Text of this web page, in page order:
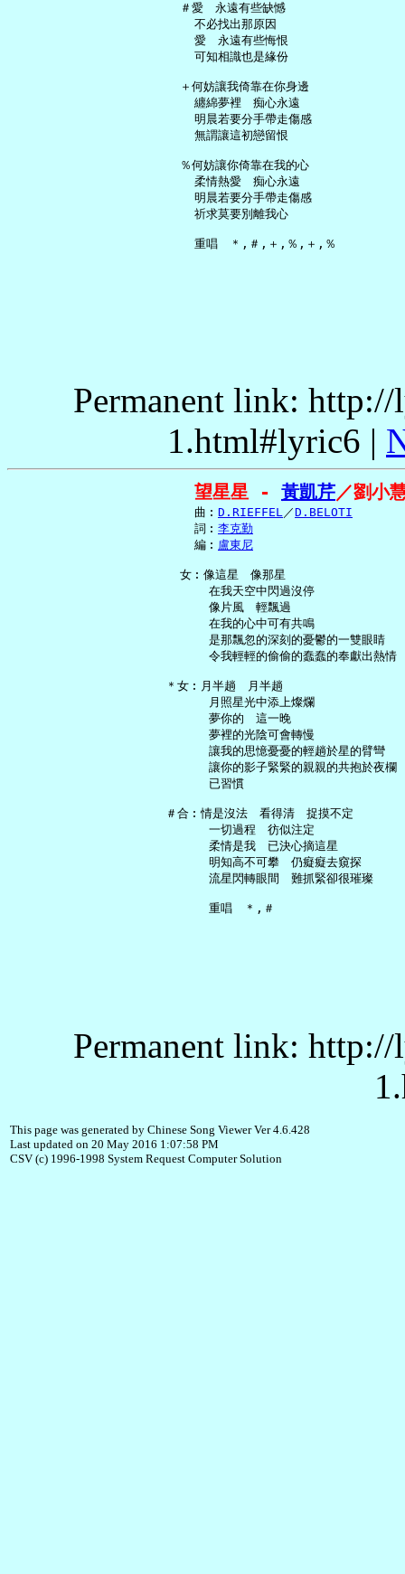
   ＃愛　永遠有些缺憾
     不必找出那原因
     愛　永遠有些悔恨
     可知相識也是緣份
   ＋何妨讓我倚靠在你身邊
     纏綿夢裡　痴心永遠
     明晨若要分手帶走傷感
     無謂讓這初戀留恨
   ％何妨讓你倚靠在我的心
     柔情熱愛　痴心永遠
     明晨若要分手帶走傷感
     祈求莫要別離我心
Permanent link:
1.html#lyric6 |
望星星 - 黃凱芹／劉小
     曲︰
D.RIEFFEL／D.BELOTI
     詞︰
李克勤
     編︰
盧東尼
   女︰像這星　像那星
       在我天空中閃過沒停
       像片風　輕飄過
       在我的心中可有共鳴
       是那飄忽的深刻的憂鬱的一雙眼睛
       令我輕輕的偷偷的蠢蠢的奉獻出熱情
＊女︰月半趟　月半趟
       月照星光中添上燦爛
       夢你的　這一晚
       夢裡的光陰可會轉慢
       讓我的思憶憂憂的輕趟於星的臂彎
       讓你的影子緊緊的親親的共抱於夜欄
       已習慣
＃合︰情是沒法　看得清　捉摸不定
       一切過程　彷似注定
       柔情是我　已決心摘這星
       明知高不可攀　仍癡癡去窺探
       流星閃轉眼間　難抓緊卻很璀璨
Permanent link:
This page was generated by Chinese Song Viewer Ver 4.6.428
Last updated on 20 May 2016 1:07:58 PM
CSV (c) 1996-1998 System Request Computer Solution